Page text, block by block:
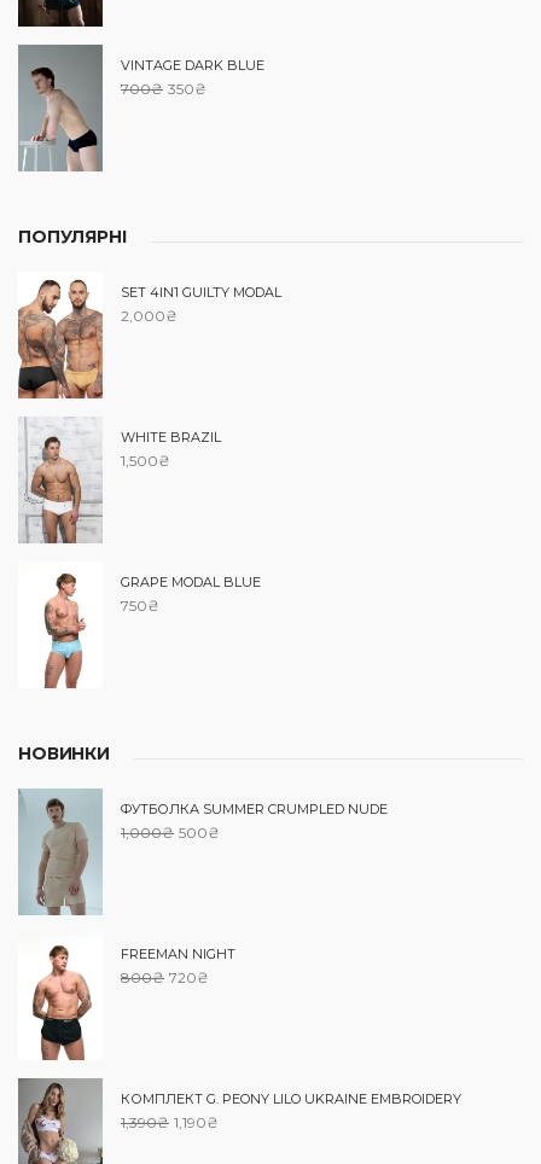
VINTAGE DARK BLUE
700₴ 350₴
ПОПУЛЯРНІ
SET 4IN1 GUILTY MODAL
2,000₴
WHITE BRAZIL
1,500₴
GRAPE MODAL BLUE
750₴
НОВИНКИ
ФУТБОЛКА SUMMER CRUMPLED NUDE
1,000₴ 500₴
FREEMAN NIGHT
800₴ 720₴
КОМПЛЕКТ G. PEONY LILO UKRAINE EMBROIDERY
1,390₴ 1,190₴